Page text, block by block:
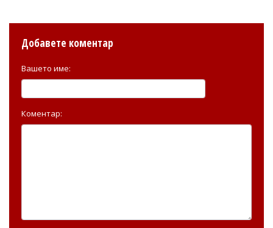
Добавете коментар
Вашето име:
Коментар: